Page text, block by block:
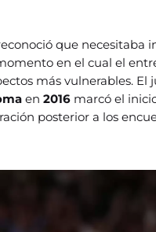
que necesitaba
en el cual el
más vulnerables.
en2016 marcó el
posterior a los